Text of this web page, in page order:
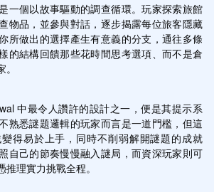
一個以故事驅動的調查循環。玩家探索旅館
物品，並參與對話，逐步揭露每位旅客隱藏
所做出的選擇產生有意義的分支，通往多條
的結構回饋那些花時間思考選項、而不是倉
中最令人讚許的設計之一，便是其提示系
熟悉謎題邏輯的玩家而言是一道門檻，但這
得易於上手，同時不削弱解開謎題的成就
自己的節奏慢慢融入謎局，而資深玩家則可
理實力挑戰全程。